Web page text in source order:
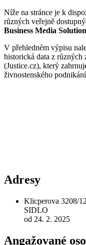
Níže na stránce je k
různých veřejně
Business Media
V přehledném výpisu
historická data z různých
(Justice.cz), který
živnostenského
Adresy
Klicperova 3208/
SIDLO
od 24. 2. 2025
Angažované